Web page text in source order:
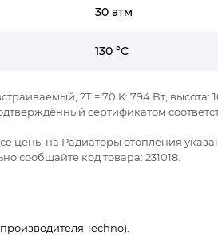
30 атм
130 °C
?Т = 70 K: 794 Вт, высота:
сертификатом
цены на Радиаторы отопления
сообщайте код товара: 231018.
Techno).